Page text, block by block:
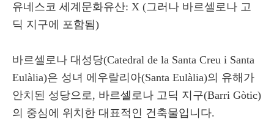
유네스코 세계문화유산: X (그러나 바르셀로나 고
딕 지구에 포함됨)
바르셀로나 대성당(Catedral de la Santa Creu i Santa
Eulàlia)은 성녀 에우랄리아(Santa Eulàlia)의 유해가
안치된 성당으로, 바르셀로나 고딕 지구(Barri Gòtic)
의 중심에 위치한 대표적인 건축물입니다.